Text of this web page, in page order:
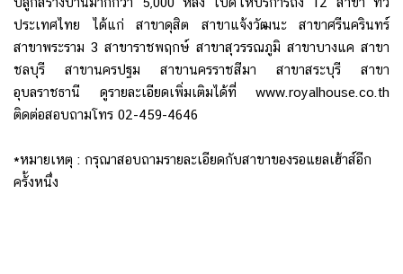
ประเทศไทย ได้แก่ สาขาดุสิต สาขาแจ้งวัฒนะ สาขาศรีนครินทร์
สาขาพระราม 3 สาขาราชพฤกษ์ สาขาสุวรรณภูมิ สาขาบางแค สาขา
ชลบุรี สาขานครปฐม สาขานครราชสีมา สาขาสระบุรี สาขา
อุบลราชธานี ดูรายละเอียดเพิ่มเติมได้ที่ www.royalhouse.co.th
ติดต่อสอบถามโทร 02-459-4646
*หมายเหตุ : กรุณาสอบถามรายละเอียดกับสาขาของรอแยลเฮ้าส์อีก
ครั้งหนึ่ง